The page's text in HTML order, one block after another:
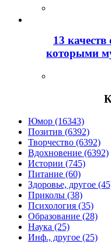
13
которыми
Юмор (16343)
Позитив (6392)
Творчество (6392)
Вдохновение (6392)
Истории (745)
Питание (60)
Здоровье, другое
Приколы (38)
Психология (35)
Образование (28)
Наука (25)
Инф., другое (25)